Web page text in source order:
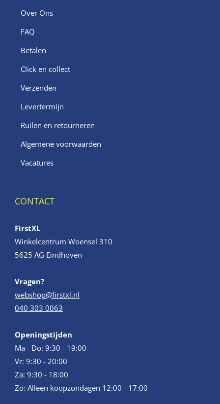
Over Ons
FAQ
Betalen
Click en collect
Verzenden
Levertermijn
Ruilen en retourneren
Algemene voorwaarden
Vacatures
CONTACT
FirstXL
Winkelcentrum Woensel 310
5625 AG Eindhoven
Vragen?
webshop@firstxl.nl
040 303 0063
Openingstijden
Ma - Do: 9:30 - 19:00
Vr: 9:30 - 20:00
Za: 9:30 - 18:00
Zo: Alleen koopzondagen 12:00 - 17:00